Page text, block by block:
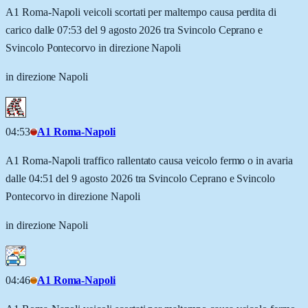
A1 Roma-Napoli veicoli scortati per maltempo causa perdita di
carico dalle 07:53 del 9 agosto 2026 tra Svincolo Ceprano e
Svincolo Pontecorvo in direzione Napoli
in direzione Napoli
04:53 A1 Roma-Napoli
A1 Roma-Napoli traffico rallentato causa veicolo fermo o in avaria
dalle 04:51 del 9 agosto 2026 tra Svincolo Ceprano e Svincolo
Pontecorvo in direzione Napoli
in direzione Napoli
04:46 A1 Roma-Napoli